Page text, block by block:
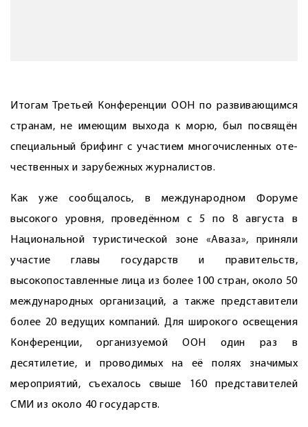
Итогам Третьей Конференции ООН по развивающимся
странам, не имеющим выхода к морю, был посвящён
специальный брифинг с участием многочисленных оте­
чественных и зарубежных журналистов.
Как уже сообщалось, в международном Форуме
высокого уровня, проведённом с 5 по 8 августа в
Национальной туристической зоне «Аваза», приняли
участие главы государств и правительств,
высокопоставленные лица из более 100 стран, около 50
международных организаций, а также представители
более 20 ведущих компаний. Для широкого освещения
Конференции, организуемой ООН один раз в
десятилетие, и проводимых на её полях значимых
мероприятий, съехалось свыше 160 представителей
СМИ из около 40 государств.